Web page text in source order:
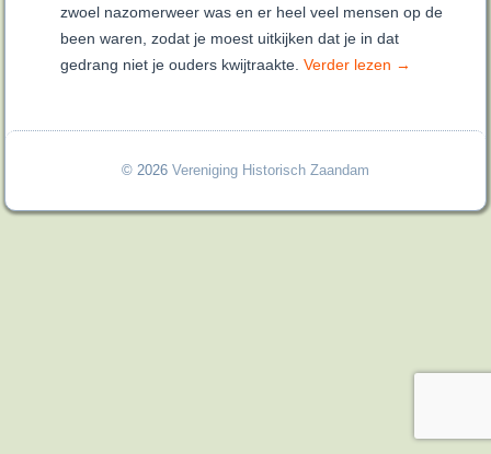
zwoel nazomerweer was en er heel veel mensen op de
been waren, zodat je moest uitkijken dat je in dat
gedrang niet je ouders kwijtraakte.Verder lezen →
© 2026 Vereniging Historisch Zaandam